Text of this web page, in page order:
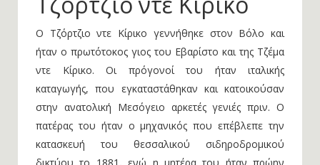
Τζόρτζιο ντε Κίρικο
Ο Τζόρτζιο ντε Κίρικο γεννήθηκε στον Βόλο και
ήταν ο πρωτότοκος γιος του Εβαρίστο και της Τζέμα
ντε Κίρικο. Οι πρόγονοί του ήταν ιταλικής
καταγωγής, που εγκαταστάθηκαν και κατοικούσαν
στην ανατολική Μεσόγειο αρκετές γενιές πριν. Ο
πατέρας του ήταν ο μηχανικός που επέβλεπε την
κατασκευή του θεσσαλικού σιδηροδρομικού